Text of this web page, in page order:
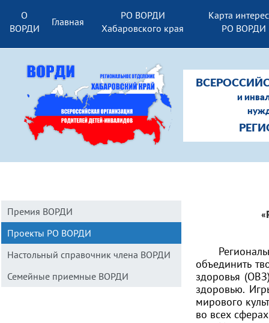
и
О
ВОРДИ
Главная
РО ВОРДИ
Хабаровского края
Карта
РО ВОРДИ
объединить
здоровья
здоровью.
мирового
во всех
Премия ВОРДИ
Проекты РО ВОРДИ
Настольный справочник члена ВОРДИ
Семейные приемные ВОРДИ